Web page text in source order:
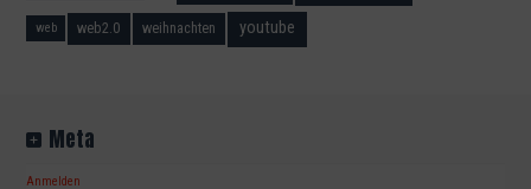
web web2.0 weihnachten youtube
Meta
Anmelden